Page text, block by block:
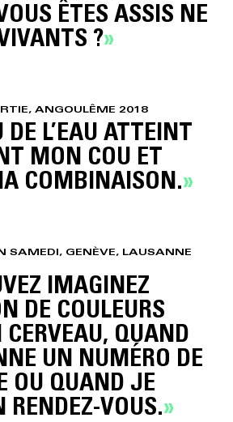
ÊTES ASSIS NE
?
ANGOULÊME 2018
L’EAU ATTEINT
MON COU ET
COMBINAISON.
SAMEDI, GENÈVE, LAUSANNE
IMAGINEZ
DE COULEURS
QUAND
UN NUMÉRO DE
OU QUAND JE
RENDEZ-VOUS.